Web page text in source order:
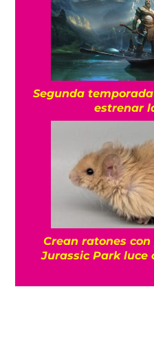
Segunda
estrenar
Crean ratones
Jurassic Park luce